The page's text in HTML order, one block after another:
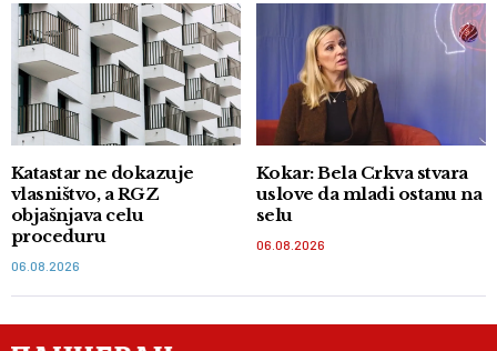
Katastar ne dokazuje
vlasništvo, a RGZ
objašnjava celu
proceduru
06.08.2026
Kokar: Bela Crkva stvara
uslove da mladi ostanu na
selu
06.08.2026